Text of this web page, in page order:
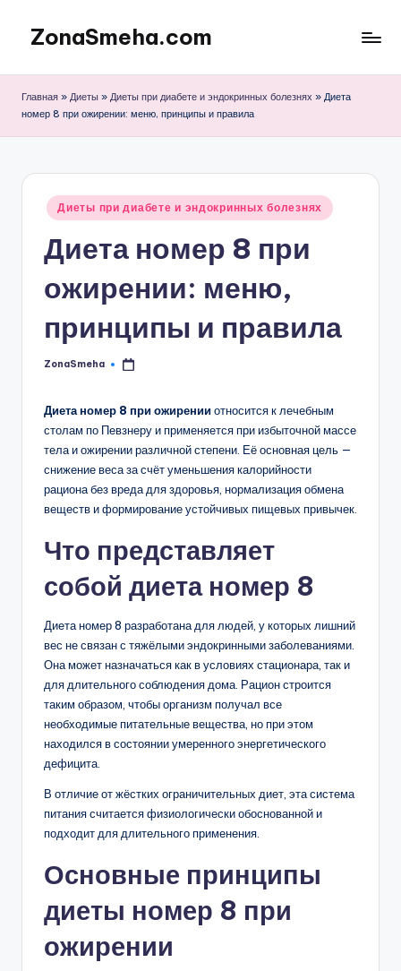
Перейти
содержимому
ZonaSmeha.com
Правильное
Главная » Диеты » Диеты при диабете и эндокринных болезнях » Диета
номер 8 при ожирении: меню, принципы и правила
Опубликовано
Диеты при диабете и эндокринных болезнях
Диета номер 8 при
ожирении: меню,
принципы и правила
Запись
ZonaSmeha
Диета номер 8 при ожиренииотносится к лечебным
столам по Певзнеру и применяется при избыточной массе
тела и ожирении различной степени. Её основная цель —
снижение веса за счёт уменьшения калорийности
рациона без вреда для здоровья, нормализация обмена
веществ и формирование устойчивых пищевых привычек.
Что представляет
собой диета номер 8
Диета номер 8 разработана для людей, у которых лишний
вес не связан с тяжёлыми эндокринными заболеваниями.
Она может назначаться как в условиях стационара, так и
для длительного соблюдения дома. Рацион строится
таким образом, чтобы организм получал все
необходимые питательные вещества, но при этом
находился в состоянии умеренного энергетического
дефицита.
В отличие от жёстких ограничительных диет, эта система
питания считается физиологически обоснованной и
подходит для длительного применения.
Основные принципы
диеты номер 8 при
ожирении